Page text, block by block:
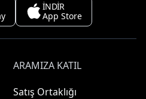
İNDİR
App Store
ARAMIZA KATIL
Satış Ortaklığı